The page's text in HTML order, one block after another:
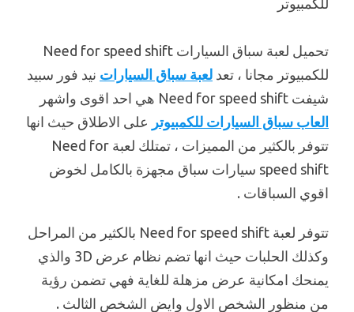
تحميل لعبة سباق السيارات Need for speed shift
للكمبيوتر مجانا ، تعد لعبة سباق السيارات نيد فور سبيد
شيفت Need for speed shift هي احد اقوى واشهر
العاب سباق السيارات للكمبيوتر على الاطلاق حيث انها
تتوفر بالكثير من المميزات ، تمتلك لعبة Need for
speed shift سيارات سباق مجهزة بالكامل لخوض
اقوي السباقات .
تتوفر لعبة Need for speed shift بالكثير من المراحل
وكذلك الحلبات حيث انها تضم نظام عرض 3D والذي
يمنحك امكانية عرض مزهلة للغاية فهي تضمن رؤية
من منظور الشخص الاول وايض الشخص الثالث .